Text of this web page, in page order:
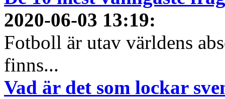
2020-06-03 13:19:
Fotboll är utav världens
finns...
Vad är det som lockar